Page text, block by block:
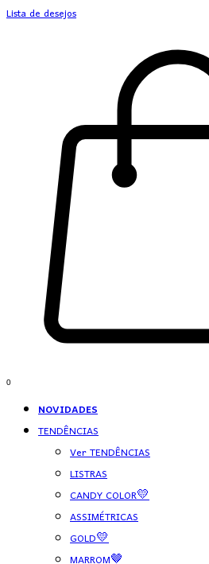
Lista de desejos
0
NOVIDADES
TENDÊNCIAS
Ver TENDÊNCIAS
LISTRAS
CANDY COLOR💛
ASSIMÉTRICAS
GOLD💛